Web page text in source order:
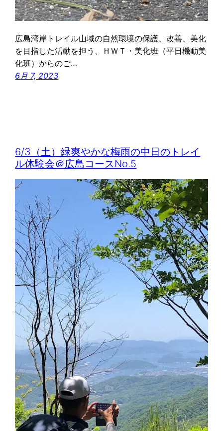
広島湾岸トレイル山域の自然環境の保護、改善、美化
を目指した活動を担う、ＨＷＴ・美化班（平日機動美
化班）からのご…
6月 7, 2023
6/3（土）緑爽やかな梅雨の中日のトレイ
ル体験会＠広島コースNo.5